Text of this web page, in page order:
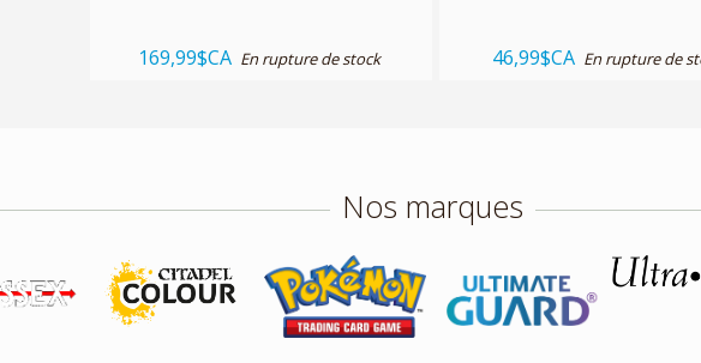
169,99$CA En rupture de stock 46,99$CA En rupture de
Nos marques